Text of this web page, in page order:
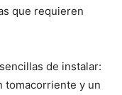
que requieren
de instalar:
tomacorriente y un